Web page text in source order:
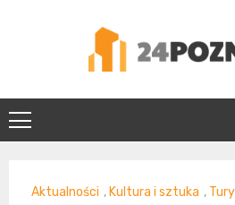
Aktualności , Kultura i sztuka ,